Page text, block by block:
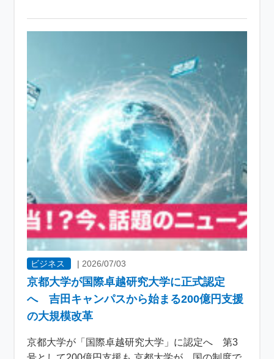
ビジネス |2026/07/03
京都大学が国際卓越研究大学に正式認定
へ 吉田キャンパスから始まる200億円支援
の大規模改革
京都大学が「国際卓越研究大学」に認定へ 第3